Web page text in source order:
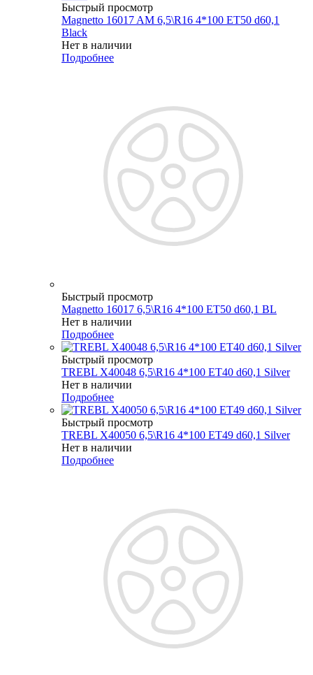
Быстрый просмотр
Magnetto 16017 AM 6,5\R16 4*100 ET50 d60,1
Black
Нет в наличии
Подробнее
Быстрый просмотр
Magnetto 16017 6,5\R16 4*100 ET50 d60,1 BL
Нет в наличии
Подробнее
Быстрый просмотр
TREBL X40048 6,5\R16 4*100 ET40 d60,1 Silver
Нет в наличии
Подробнее
Быстрый просмотр
TREBL X40050 6,5\R16 4*100 ET49 d60,1 Silver
Нет в наличии
Подробнее